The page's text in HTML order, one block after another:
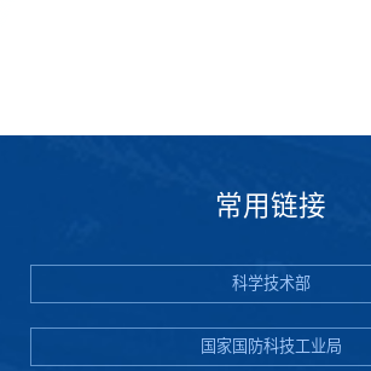
常用链接
科学技术部
国家国防科技工业局